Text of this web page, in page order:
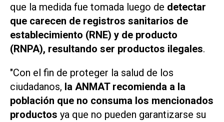
que la medida fue tomada luego de detectar
que carecen de registros sanitarios de
establecimiento (RNE) y de producto
(RNPA), resultando ser productos ilegales.
"Con el fin de proteger la salud de los
ciudadanos, la ANMAT recomienda a la
población que no consuma los mencionados
productos ya que no pueden garantizarse su